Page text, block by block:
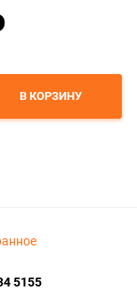
В КОРЗИНУ
5155